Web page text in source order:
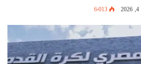
6٬013